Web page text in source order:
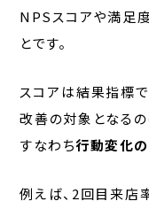
NPSスコアや満足
とです。
スコアは結果指標で
改善の対象となるの
すなわち行動変化
例えば、2回目来店